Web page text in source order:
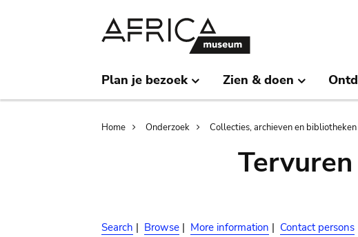
Plan je bezoek Zien & doen
Breadcrumb
Home Onderzoek Collecties, archieven en bibliotheken
Search | Browse | More information | Contact persons